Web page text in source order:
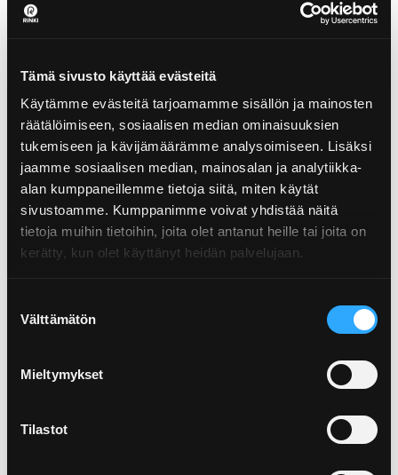
Tämä sivusto käyttää evästeitä
Käytämme evästeitä tarjoamamme sisällön ja mainosten
räätälöimiseen, sosiaalisen median ominaisuuksien
tukemiseen ja kävijämäärämme analysoimiseen. Lisäksi
jaamme sosiaalisen median, mainosalan ja analytiikka-
alan kumppaneillemme tietoja siitä, miten käytät
sivustoamme. Kumppanimme voivat yhdistää näitä
tietoja muihin tietoihin, joita olet antanut heille tai joita on
kerätty, kun olet käyttänyt heidän palvelujaan.
valinta
Välttämätön
Mieltymykset
Tilastot
7.6.2022
PVC plastic packaging can now be placed
in the ...
14.9.2021
SUP Directive bans and marking